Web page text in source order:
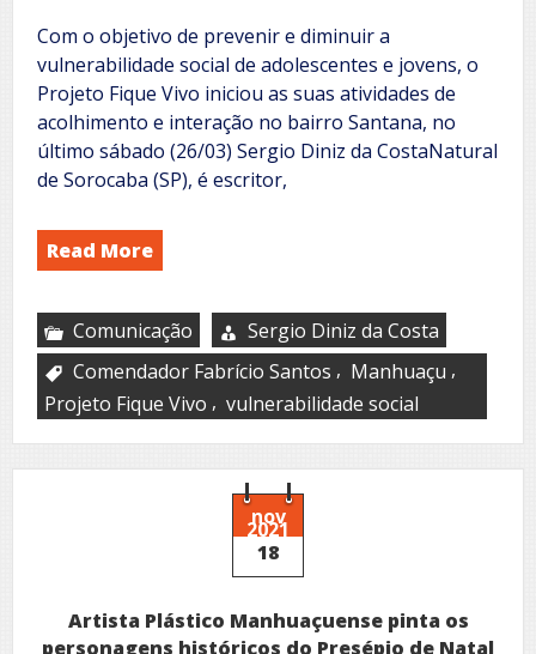
Com o objetivo de prevenir e diminuir a
vulnerabilidade social de adolescentes e jovens, o
Projeto Fique Vivo iniciou as suas atividades de
acolhimento e interação no bairro Santana, no
último sábado (26/03) Sergio Diniz da CostaNatural
de Sorocaba (SP), é escritor,
Read More
Comunicação
Sergio Diniz da Costa
Comendador Fabrício Santos , Manhuaçu ,
Projeto Fique Vivo , vulnerabilidade social
nov
2021
18
Artista Plástico Manhuaçuense pinta os
personagens históricos do Presépio de Natal